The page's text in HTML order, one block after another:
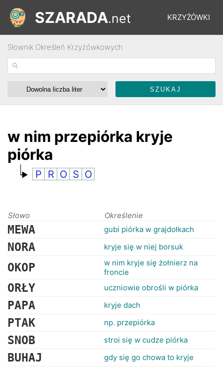
KRZYŻÓWKI
ŁAMIGŁÓWKI
RANKINGI
SZARADA.net
Słownik Określeń Krzyżówkowych
w nim przepiórka kryje
piórka
P R O S O
Słowo Określenie
MEWA gubi piórka w grajdołkach
NORA kryje się w niej borsuk
OKOP
w nim kryje się żołnierz na
froncie
ORŁY uczniowie obrośli w piórka
PAPA kryje dach
PTAK np. przepiórka
SNOB stroi się w cudze piórka
BUHAJ gdy się go chowa to kryje